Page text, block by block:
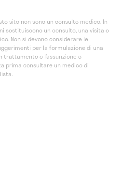
sito non sono un consulto medico. In
sostituiscono un consulto, una visita o
Non si devono considerare le
per la formulazione di una
trattamento o l’assunzione o
prima consultare un medico di